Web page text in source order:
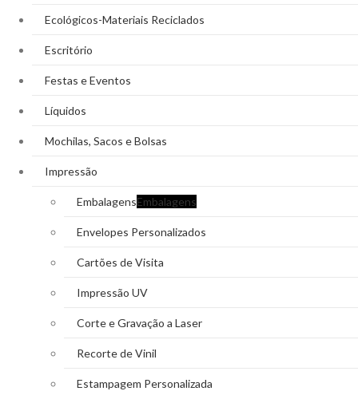
Ecológicos-Materiais Reciclados
Escritório
Festas e Eventos
Líquidos
Mochilas, Sacos e Bolsas
Impressão
EmbalagensEmbalagens
Envelopes Personalizados
Cartões de Visita
Impressão UV
Corte e Gravação a Laser
Recorte de Vinil
Estampagem Personalizada